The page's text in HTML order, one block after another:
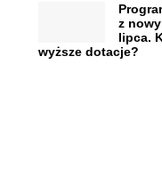
z
lipca.
wyższe dotacje?